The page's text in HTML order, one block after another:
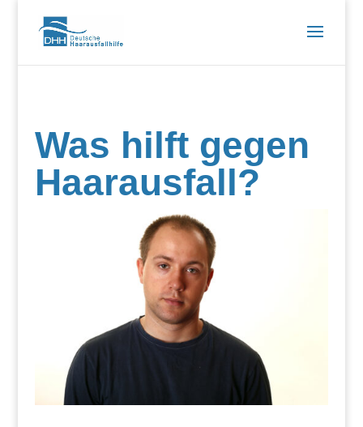
Was hilft gegen
Haarausfall?